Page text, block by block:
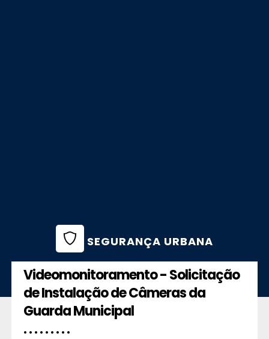
SEGURANÇA URBANA
Videomonitoramento - Solicitação
de Instalação de Câmeras da
Guarda Municipal
. . . . . . . . .